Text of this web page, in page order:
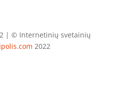
| © Internetinių svetainių
2022